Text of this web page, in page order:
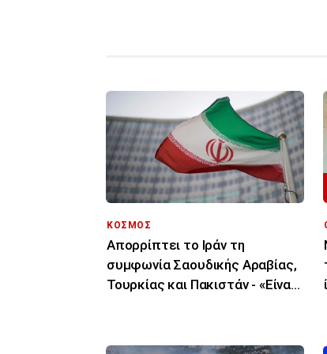
ΚΟΣΜΟΣ
Απορρίπτει το Ιράν τη
συμφωνία Σαουδικής Αραβίας,
Τουρκίας και Πακιστάν - «Είναι